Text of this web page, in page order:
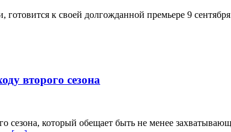
к своей долгожданной премьере 9
второго сезона
который обещает быть не менее